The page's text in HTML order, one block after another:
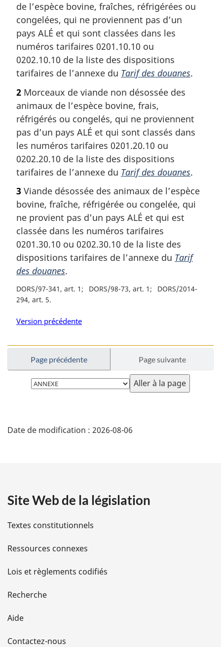
de l’espèce bovine, fraîches, réfrigérées ou
congelées, qui ne proviennent pas d’un
pays ALÉ et qui sont classées dans les
numéros tarifaires 0201.10.10 ou
0202.10.10 de la liste des dispositions
tarifaires de l’annexe du Tarif des douanes.
2 Morceaux de viande non désossée des
animaux de l’espèce bovine, frais,
réfrigérés ou congelés, qui ne proviennent
pas d’un pays ALÉ et qui sont classés dans
les numéros tarifaires 0201.20.10 ou
0202.20.10 de la liste des dispositions
tarifaires de l’annexe du Tarif des douanes.
3 Viande désossée des animaux de l’espèce
bovine, fraîche, réfrigérée ou congelée, qui
ne provient pas d’un pays ALÉ et qui est
classée dans les numéros tarifaires
0201.30.10 ou 0202.30.10 de la liste des
dispositions tarifaires de l’annexe du Tarif
des douanes.
DORS/97-341, art. 1 DORS/98-73, art. 1
DORS/2014-
294, art. 5
Version précédente
Page précédente Page suivante
Choisissez
la
é
i
l
s
d
e
l
Date de modification : 2026-08-06
Site Web de la législation
Textes constitutionnels
Ressources connexes
Lois et règlements codifiés
Recherche
Aide
Contactez-nous